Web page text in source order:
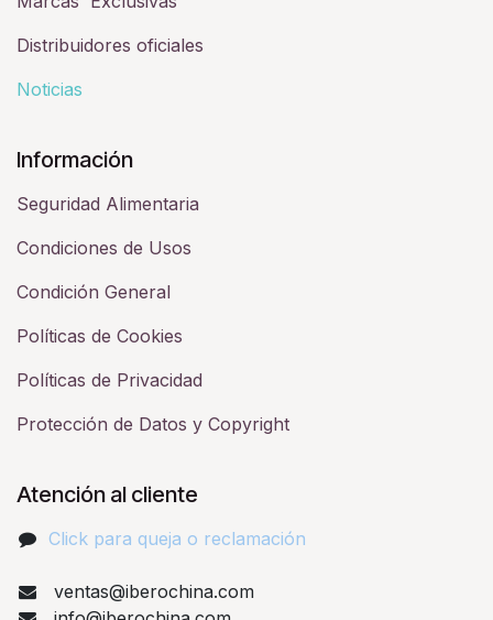
Distribuidores oficiales
Noticias
Información
Seguridad Alimentaria
Condiciones de Usos
Condición General
Políticas de Cookies
Políticas de Privacidad
Protección de Datos y Copyright
Atención al cliente
Click para queja o reclamación​
ventas@iberochina.com